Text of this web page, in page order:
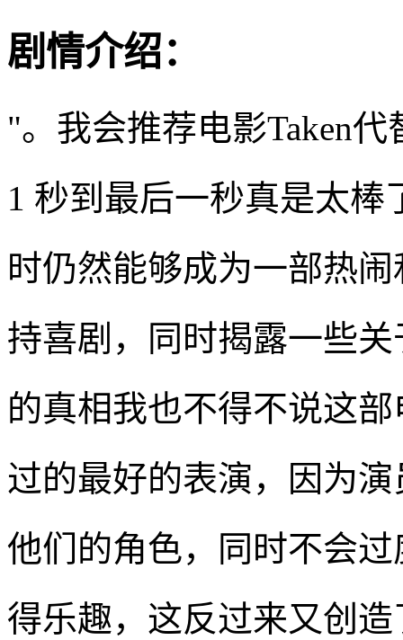
剧情介绍：
"。我会推荐电影Taken
1 秒到最后一秒真是太
时仍然能够成为一部热
持喜剧，同时揭露一些
的真相我也不得不说这
过的最好的表演，因为
他们的角色，同时不会
得乐趣，这反过来又创